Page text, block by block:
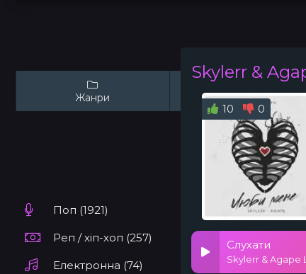
Жанри Виконавці
Поп (1921)
Реп / хіп-хоп (257)
Електронна (74)
Skylerr &
10 0
Слухати
Skylerr & Agape